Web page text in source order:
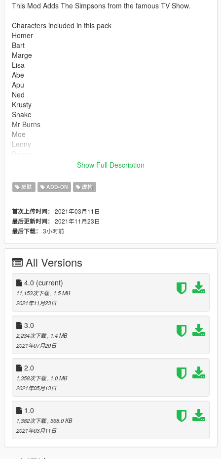
This Mod Adds The Simpsons from the famous TV Show.
Characters included in this pack
Homer
Bart
Marge
Lisa
Abe
Apu
Ned
Krusty
Snake
Mr Burns
Moe
Lenny
I might add different characters Later on.
Model Source:
https://www.models-
resource.com/gamecube/simpsonsroadrage/
Show Full Description
皮肤 ADD-ON 虚构
首次上传时间： 2021年03月11日
最后更新时间： 2021年11月23日
最后下载： 3小时前
All Versions
4.0 (current)
11,153次下载, 1.5 MB
2021年11月23日
3.0
2,234次下载, 1.4 MB
2021年07月20日
2.0
1,358次下载, 1.0 MB
2021年05月13日
1.0
1,382次下载, 568.0 KB
2021年03月11日